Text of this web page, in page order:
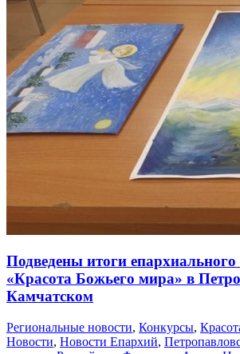
Подведены итоги епархиального
«Красота Божьего мира» в
Камчатском
Pегиональные новости, Конкурсы,
Новости, Новости Епархий,